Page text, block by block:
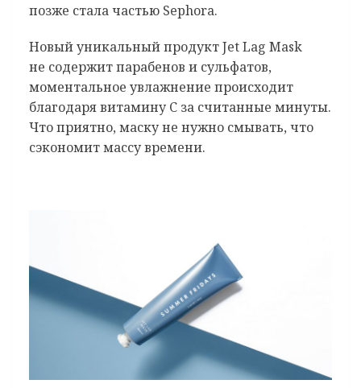
позже стала частью Sephora.
Новый уникальный продукт Jet Lag Mask
не содержит парабенов и сульфатов,
моментальное увлажнение происходит
благодаря витамину С за считанные минуты.
Что приятно, маску не нужно смывать, что
сэкономит массу времени.